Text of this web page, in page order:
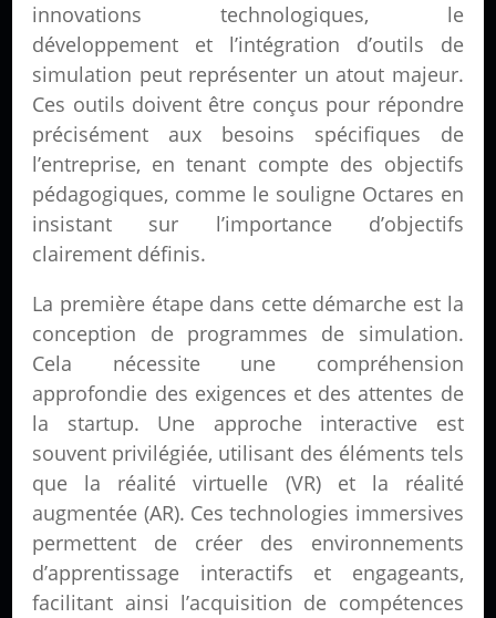
innovations technologiques, le
développement et l’intégration d’outils de
simulation peut représenter un atout majeur.
Ces outils doivent être conçus pour répondre
précisément aux besoins spécifiques de
l’entreprise, en tenant compte des objectifs
pédagogiques, comme le souligne Octares en
insistant sur l’importance d’objectifs
clairement définis.
La première étape dans cette démarche est la
conception de programmes de simulation.
Cela nécessite une compréhension
approfondie des exigences et des attentes de
la startup. Une approche interactive est
souvent privilégiée, utilisant des éléments tels
que la réalité virtuelle (VR) et la réalité
augmentée (AR). Ces technologies immersives
permettent de créer des environnements
d’apprentissage interactifs et engageants,
facilitant ainsi l’acquisition de compétences